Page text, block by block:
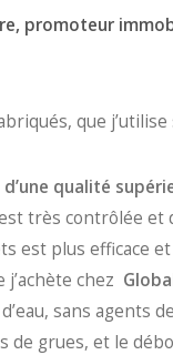
promoteur
que
qualité
très contrôlée et
est plus efficace
j’achète chez
sans agents
de grues, et le